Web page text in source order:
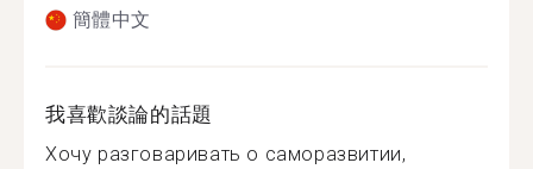
簡體中文
我喜歡談論的話題
Хочу разговаривать о саморазвитии,